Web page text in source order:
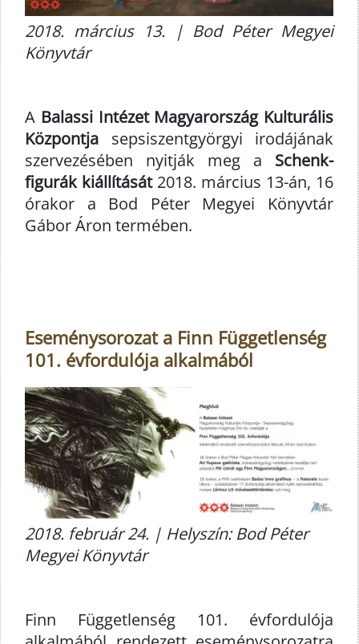
2018. március 13. | Bod Péter Megyei
Könyvtár
A Balassi Intézet Magyarország Kulturális
Központja sepsiszentgyörgyi irodájának
szervezésében nyitják meg a Schenk-
figurák kiállítását2018. március 13-án, 16
órakor a Bod Péter Megyei Könyvtár
Gábor Áron termében.
Eseménysorozat a Finn Függetlenség
101. évfordulója alkalmából
2018. február 24. | Helyszín: Bod Péter
Megyei Könyvtár
Finn Függetlenség 101. évfordulója